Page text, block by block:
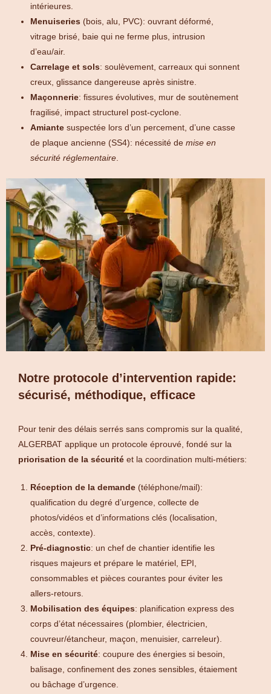
intérieures.
Menuiseries (bois, alu, PVC): ouvrant déformé,
vitrage brisé, baie qui ne ferme plus, intrusion
d’eau/air.
Carrelage et sols: soulèvement, carreaux qui sonnent
creux, glissance dangereuse après sinistre.
Maçonnerie: fissures évolutives, mur de soutènement
fragilisé, impact structurel post-cyclone.
Amiante suspectée lors d’un percement, d’une casse
de plaque ancienne (SS4): nécessité de mise en
sécurité réglementaire
Notre protocole d’intervention rapide:
sécurisé, méthodique, efficace
Pour tenir des délais serrés sans compromis sur la qualité,
ALGERBAT applique un protocole éprouvé, fondé sur la
priorisation de la sécurité et la coordination multi-métiers:
Réception de la demande (téléphone/mail):
qualification du degré d’urgence, collecte de
photos/vidéos et d’informations clés (localisation,
accès, contexte).
Pré-diagnostic: un chef de chantier identifie les
risques majeurs et prépare le matériel, EPI,
consommables et pièces courantes pour éviter les
allers-retours.
Mobilisation des équipes: planification express des
corps d’état nécessaires (plombier, électricien,
couvreur/étancheur, maçon, menuisier, carreleur).
Mise en sécurité: coupure des énergies si besoin,
balisage, confinement des zones sensibles, étaiement
ou bâchage d’urgence.